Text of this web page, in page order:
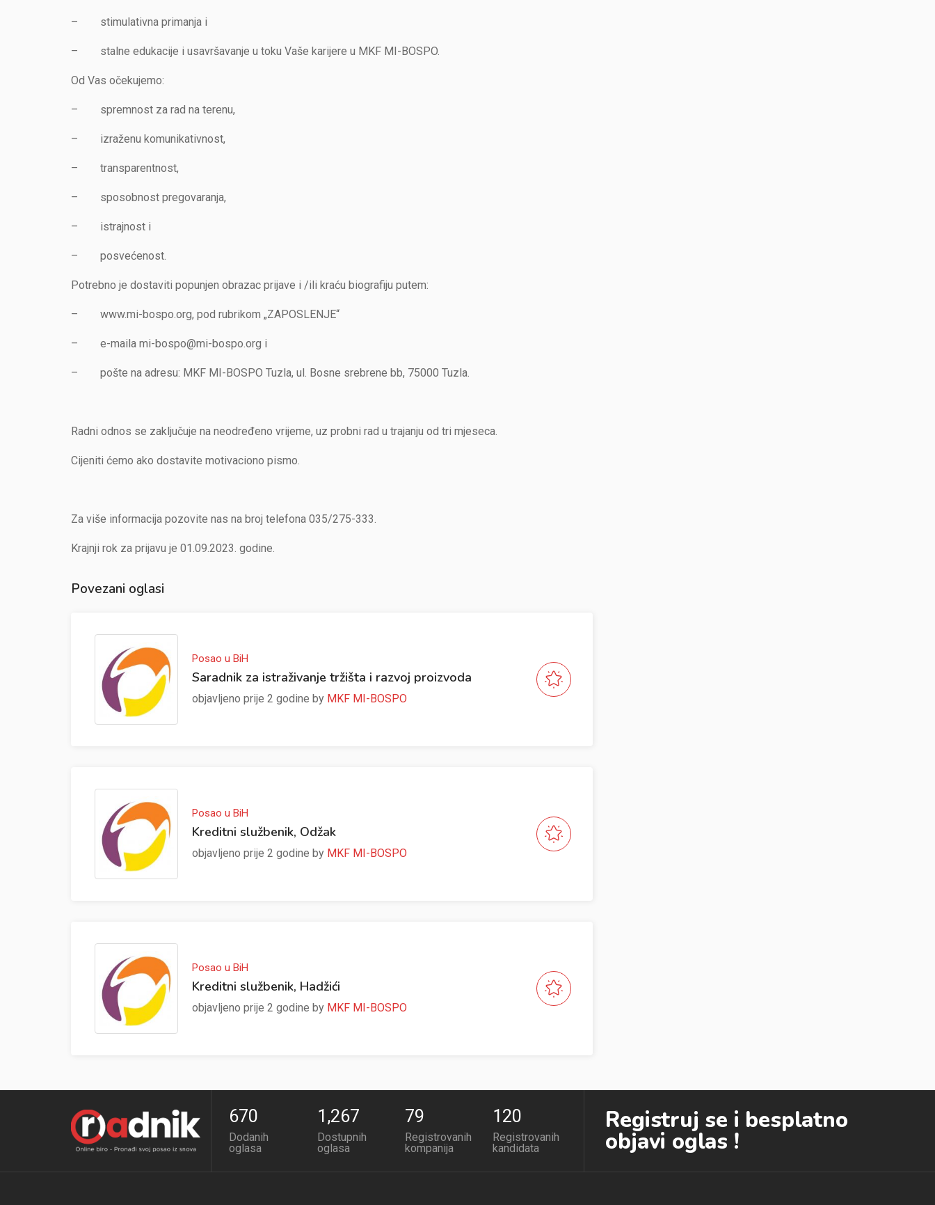
– stimulativna primanja i
– stalne edukacije i usavršavanje u toku Vaše karijere u MKF MI-BOSPO.
Od Vas očekujemo:
– spremnost za rad na terenu,
– izraženu komunikativnost,
– transparentnost,
– sposobnost pregovaranja,
– istrajnost i
– posvećenost.
Potrebno je dostaviti popunjen obrazac prijave i /ili kraću biografiju putem:
– www.mi-bospo.org, pod rubrikom „ZAPOSLENJE“
– e-maila mi-bospo@mi-bospo.org i
– pošte na adresu: MKF MI-BOSPO Tuzla, ul. Bosne srebrene bb, 75000 Tuzla.
Radni odnos se zaključuje na neodređeno vrijeme, uz probni rad u trajanju od tri mjeseca.
Cijeniti ćemo ako dostavite motivaciono pismo.
Za više informacija pozovite nas na broj telefona 035/275-333.
Krajnji rok za prijavu je 01.09.2023. godine.
Povezani oglasi
Posao u BiH
Saradnik za istraživanje tržišta i razvoj proizvoda
objavljeno prije 2 godine by MKF MI-BOSPO
Posao u BiH
Kreditni službenik, Odžak
objavljeno prije 2 godine by MKF MI-BOSPO
Posao u BiH
Kreditni službenik, Hadžići
objavljeno prije 2 godine by MKF MI-BOSPO
670
Dodanih
oglasa
1,267
Dostupnih
oglasa
79
Registrovanih
kompanija
120
Registrovanih
kandidata
Registruj se i besplatno
objavi oglas !